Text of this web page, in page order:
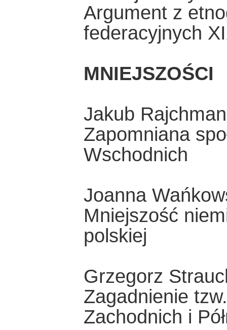
Argument z
federacyjnych
MNIEJSZOŚCI
Jakub Rajchman
Zapomniana
Wschodnich
Joanna
Mniejszość
polskiej
Grzegorz
Zagadnienie
Zachodnich i